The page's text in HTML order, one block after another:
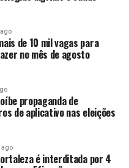
de 10 mil vagas para
no mês de agosto
propaganda de
de aplicativo nas eleições
ago
é interditada por 4